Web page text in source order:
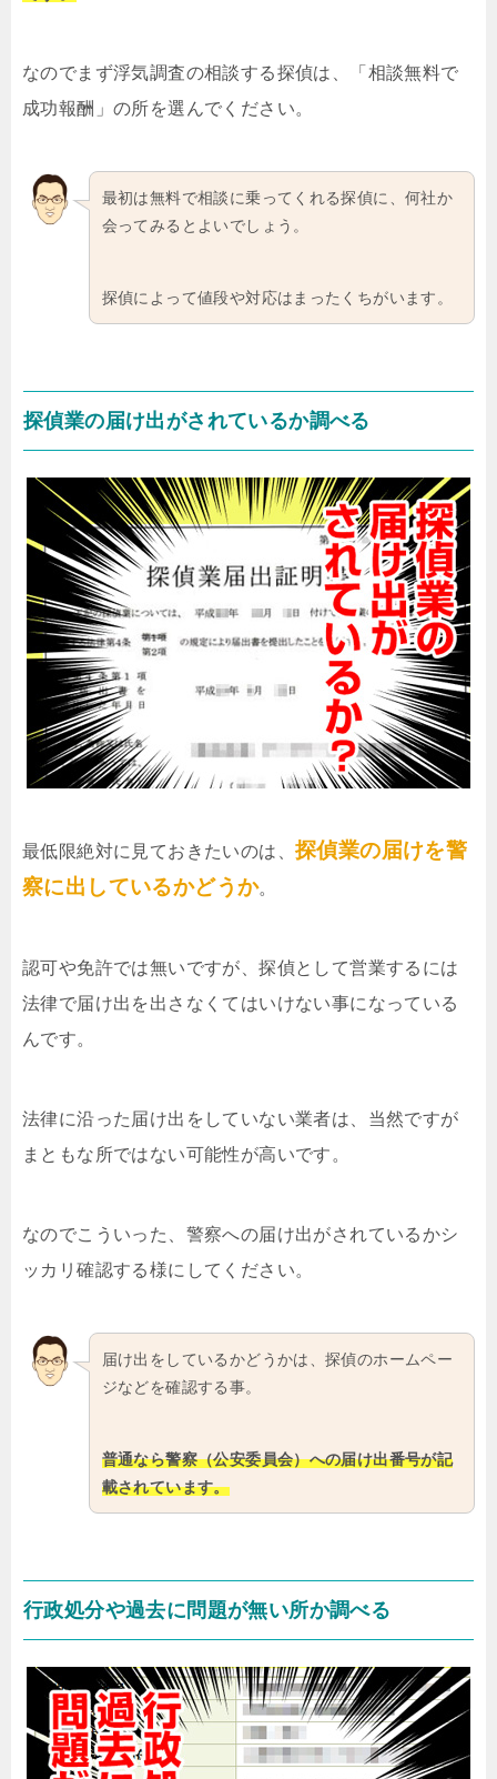
なのでまず浮気調査の相談する探偵は、「相談無料で
成功報酬」の所を選んでください。
最初は無料で相談に乗ってくれる探偵に、何社か
会ってみるとよいでしょう。
探偵によって値段や対応はまったくちがいます。
探偵業の届け出がされているか調べる
最低限絶対に見ておきたいのは、 探偵業の届けを警
察に出しているかどうか。
認可や免許では無いですが、探偵として営業するには
法律で届け出を出さなくてはいけない事になっている
んです。
法律に沿った届け出をしていない業者は、当然ですが
まともな所ではない可能性が高いです。
なのでこういった、警察への届け出がされているかシ
ッカリ確認する様にしてください。
届け出をしているかどうかは、探偵のホームペー
ジなどを確認する事。
普通なら警察（公安委員会）への届け出番号が記
載されています。
行政処分や過去に問題が無い所か調べる